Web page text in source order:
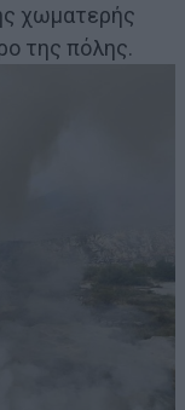
χωματερής
της πόλης.